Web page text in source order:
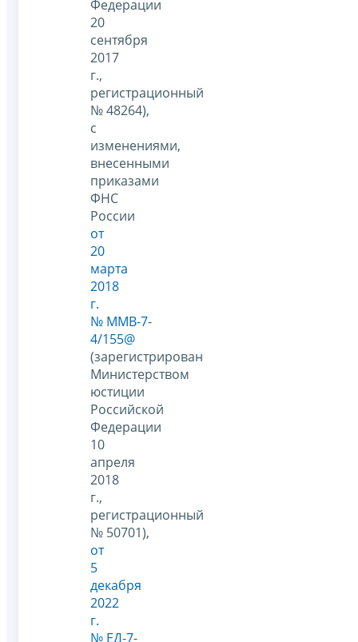
Федерации
20
сентября
2017
г.,
регистрационный
№ 48264),
с
изменениями,
внесенными
приказами
ФНС
России
от
20
марта
2018
г.
№ ММВ-7-
4/155@
(зарегистрирован
Министерством
юстиции
Российской
Федерации
10
апреля
2018
г.,
регистрационный
№ 50701),
от
5
декабря
2022
г.
№ ЕД-7-